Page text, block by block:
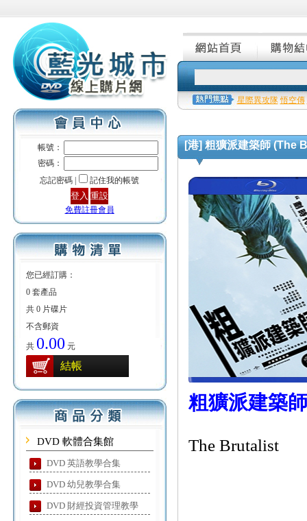
帳號：
密碼：
忘記密碼 |
記住我的帳號
免費註冊會員
您已經訂購：
0 套產品
共 0 片碟片
不含郵資
共 0.00 元
結帳
DVD 軟體合集館
DVD 英語教學合集
DVD 幼兒教學合集
DVD 財經投資管理教學
星際異攻隊 悟空傳
[港] 粗獷派建築師 (The
粗獷派建築師
The Brutalist